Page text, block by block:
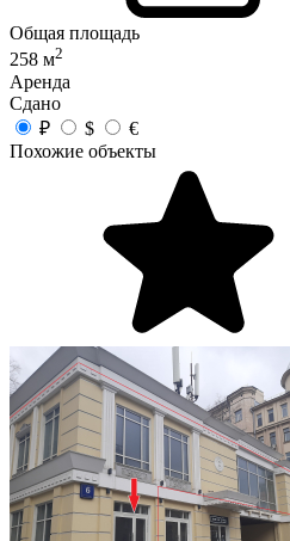
Общая площадь
258 м2
Аренда
Сдано
₽
$
€
Похожие объекты